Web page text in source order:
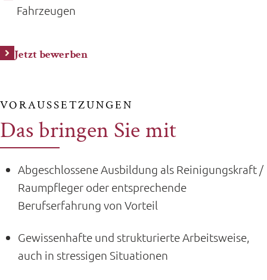
Fahrzeugen
Jetzt bewerben
VORAUSSETZUNGEN
Das bringen Sie mit
Abgeschlossene Ausbildung als Reinigungskraft /
Raumpfleger oder entsprechende
Berufserfahrung von Vorteil
Gewissenhafte und strukturierte Arbeitsweise,
auch in stressigen Situationen